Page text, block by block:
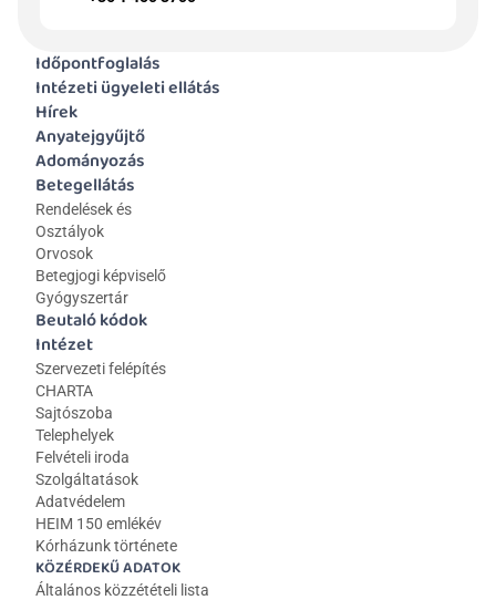
Időpontfoglalás
Intézeti ügyeleti ellátás
Hírek
Anyatejgyűjtő
Adományozás
Betegellátás
Rendelések és
Osztályok
Orvosok
Betegjogi képviselő
Gyógyszertár
Beutaló kódok
Intézet
Szervezeti felépítés
CHARTA
Sajtószoba
Telephelyek
Felvételi iroda
Szolgáltatások
Adatvédelem
HEIM 150 emlékév
Kórházunk története
KÖZÉRDEKŰ ADATOK
Általános közzétételi lista